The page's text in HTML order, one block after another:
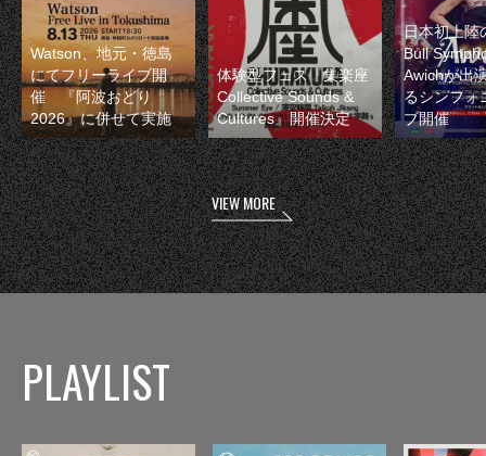
Watson、地元・徳島
にてフリーライブ開
催 『阿波おどり
2026』に併せて実施
体験型フェス『集楽座
Collective Sounds &
Cultures』開催決定
日本初上陸
Bull
Awichが出
るシンフォ
ブ開催
VIEW MORE
PLAYLIST